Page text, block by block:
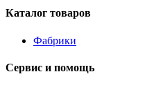
Каталог товаров
Фабрики
Сервис и помощь